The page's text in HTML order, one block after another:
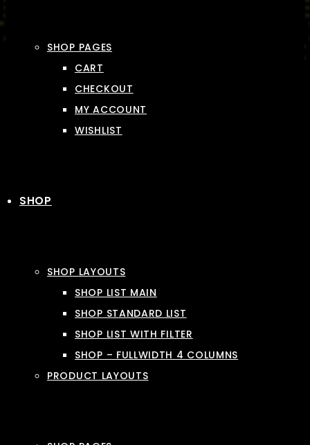
SHOP PAGES
CART
CHECKOUT
MY ACCOUNT
WISHLIST
SHOP
SHOP LAYOUTS
SHOP LIST MAIN
SHOP STANDARD LIST
SHOP LIST WITH FILTER
SHOP – FULLWIDTH 4 COLUMNS
PRODUCT LAYOUTS